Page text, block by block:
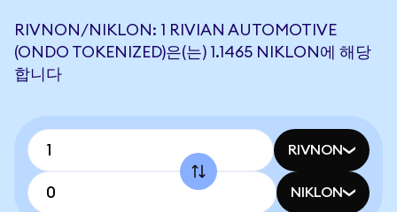
RIVNON/NIKLON: 1 RIVIAN AUTOMOTIVE
(ONDO TOKENIZED)은(는) 1.1465 NIKLON에 해당
합니다
RIVNON
NIKLON